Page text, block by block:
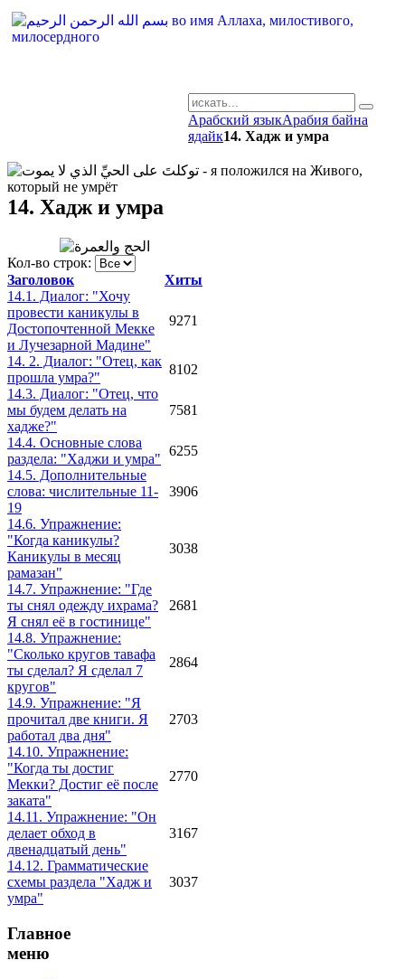
Арабский языкАрабия байна
ядайк14. Хадж и умра
14. Хадж и умра
Кол-во строк:
Заголовок
Хиты
14.1. Диалог: "Хочу
провести каникулы в
Достопочтенной Мекке
и Лучезарной Мадине"
9271
14. 2. Диалог: "Отец, как
прошла умра?"
8102
14.3. Диалог: "Отец, что
мы будем делать на
хадже?"
7581
14.4. Основные слова
раздела: "Хаджи и умра"
6255
14.5. Дополнительные
слова: числительные 11-
19
3906
14.6. Упражнение:
"Когда каникулы?
Каникулы в месяц
рамазан"
3038
14.7. Упражнение: "Где
ты снял одежду ихрама?
Я снял её в гостинице"
2681
14.8. Упражнение:
"Сколько кругов тавафа
ты сделал? Я сделал 7
кругов"
2864
14.9. Упражнение: "Я
прочитал две книги. Я
работал два дня"
2703
14.10. Упражнение:
"Когда ты достиг
Мекки? Достиг её после
заката"
2770
14.11. Упражнение: "Он
делает обход в
двенадцатый день"
3167
14.12. Грамматические
схемы раздела "Хадж и
умра"
3037
Главное
меню